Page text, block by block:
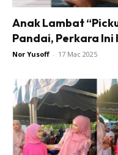
Anak Lambat
Pandai, Perkara Ini
Nor Yusoff - 17 Mac 2025